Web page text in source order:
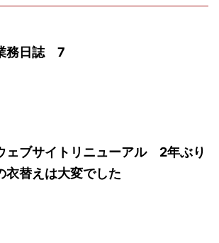
務日誌 7
ェブサイトリニューアル 2年ぶり
衣替えは大変でした